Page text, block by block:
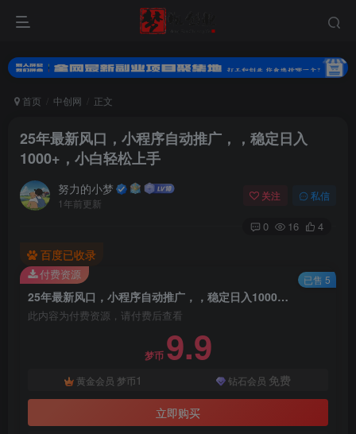
首页 中创网 正文
25年最新风口，小程序自动推广，，稳定日入
1000+，小白轻松上手
努力的小梦
1年前更新
关注 私信
0 16 4
百度已收录
25年最新风口，小程序自动推广，，稳定日入1000+，小白轻松上手
此内容为付费资源，请付费后查看
梦币 9.9
黄金会员 梦币1 钻石会员 免费
立即购买
付费资源 已售 5
扫码登录
使用其它方式登录